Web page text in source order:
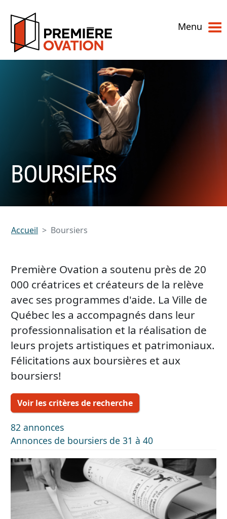
Menu
BOURSIERS
Accueil Boursiers
Première Ovation a soutenu près de 20
000 créatrices et créateurs de la relève
avec ses programmes d'aide. La Ville de
Québec les a accompagnés dans leur
professionnalisation et la réalisation de
leurs projets artistiques et patrimoniaux.
Félicitations aux boursières et aux
boursiers!
Voir les critères de recherche
82 annonces
Annonces de boursiers de 31 à 40